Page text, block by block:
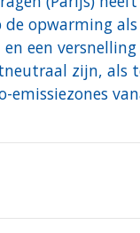
de opwarming
een
zijn, als
emissiezones